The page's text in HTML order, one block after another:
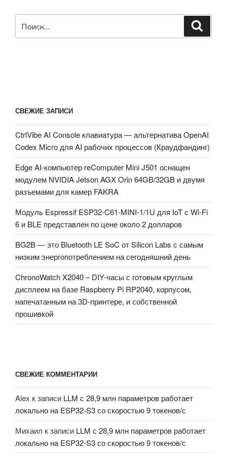
СВЕЖИЕ ЗАПИСИ
CtrlVibe AI Console клавиатура — альтернатива OpenAI
Codex Micro для AI рабочих процессов (Краудфандинг)
Edge AI-компьютер reComputer Mini J501 оснащен
модулем NVIDIA Jetson AGX Orin 64GB/32GB и двумя
разъемами для камер FAKRA
Модуль Espressif ESP32-C61-MINI-1/1U для IoT с Wi-Fi
6 и BLE представлен по цене около 2 долларов
BG2B — это Bluetooth LE SoC от Silicon Labs с самым
низким энергопотреблением на сегодняшний день
ChronoWatch X2040 – DIY-часы с готовым круглым
дисплеем на базе Raspberry Pi RP2040, корпусом,
напечатанным на 3D-принтере, и собственной
прошивкой
СВЕЖИЕ КОММЕНТАРИИ
Alex к записи LLM с 28,9 млн параметров работает
локально на ESP32-S3 со скоростью 9 токенов/с
Михаил к записи LLM с 28,9 млн параметров работает
локально на ESP32-S3 со скоростью 9 токенов/с